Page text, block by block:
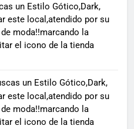
un Estilo Gótico,Dark,
este local,atendido por su
moda!!marcando la
el icono de la tienda
un Estilo Gótico,Dark,
este local,atendido por su
moda!!marcando la
el icono de la tienda